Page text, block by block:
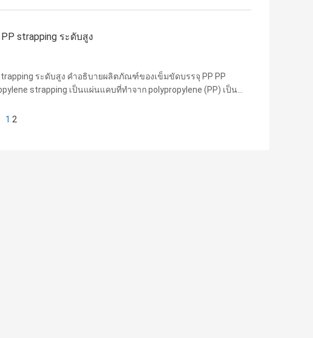
strapping ระดับสูง
ระดับสูง คําอธิบายผลิตภัณฑ์ของเข็มขัดบรรจุ PP PP
strapping เป็นแผ่นแคบที่ทําจาก polypropylene (PP) เป็น
1 2